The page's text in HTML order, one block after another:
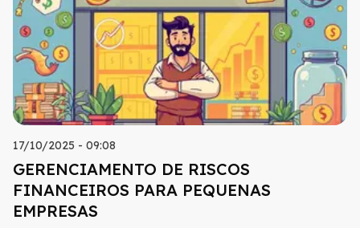
17/10/2025 - 09:08
GERENCIAMENTO DE RISCOS
FINANCEIROS PARA PEQUENAS
EMPRESAS